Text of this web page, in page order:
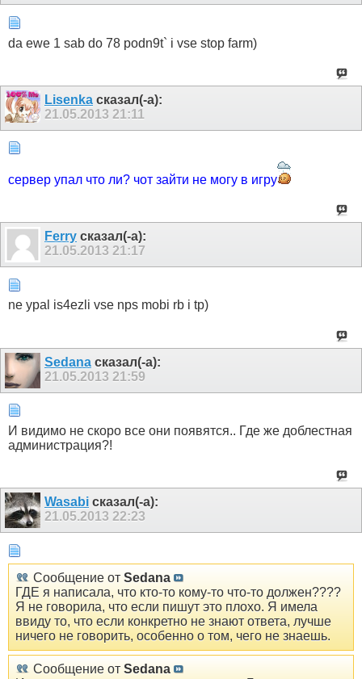
da ewe 1 sab do 78 podn9t` i vse stop farm)
Lisenka сказал(-а):
21.05.2013 21:11
сервер упал что ли? чот зайти не могу в игру
Ferry сказал(-а):
21.05.2013 21:17
ne ypal is4ezli vse nps mobi rb i tp)
Sedana сказал(-а):
21.05.2013 21:59
И видимо не скоро все они появятся.. Где же доблестная
администрация?!
Wasabi сказал(-а):
21.05.2013 22:23
Сообщение от Sedana
ГДЕ я написала, что кто-то кому-то что-то должен????
Я не говорила, что если пишут это плохо. Я имела
ввиду то, что если конкретно не знают ответа, лучше
ничего не говорить, особенно о том, чего не знаешь.
Сообщение от Sedana